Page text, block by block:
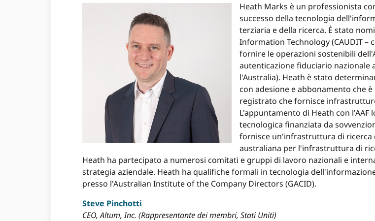
Heath Marks è un professionista
successo della tecnologia
terziaria e della ricerca. È stato
Information Technology (CAUDIT –
fornire le operazioni sostenibili
autenticazione fiduciario nazionale
l'Australia). Heath è stato
con adesione e abbonamento che
registrato che fornisce
L'appuntamento di Heath con
tecnologica finanziata da
fornisce un'infrastruttura di ricerca
australiana per l'infrastruttura di
Heath ha partecipato a numerosi comitati e gruppi di lavoro nazionali e
strategia aziendale. Heath ha qualifiche formali in tecnologia
presso l'Australian Institute of the Company Directors (GACID).
Steve Pinchotti
CEO, Altum, Inc. (Rappresentante dei membri, Stati Uniti)